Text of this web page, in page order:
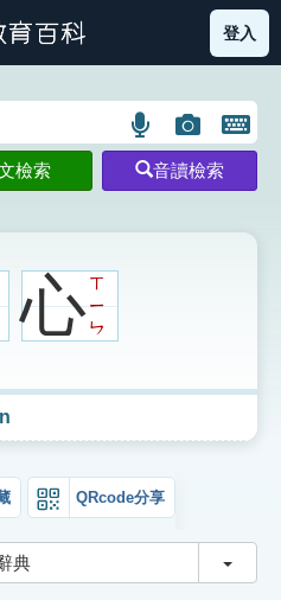
圖示 部首索引表圖示
登入
語
言
搜
圖
片
搜
開
鍵
圖
檢索 音讀檢索
心ㄒ
ㄧ
ㄣ
QRcode分享
典 切換